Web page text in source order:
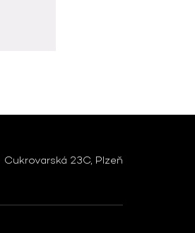
Cukrovarská 23C, Plzeň